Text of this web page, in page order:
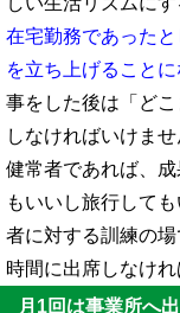
在宅勤務であった
を立ち上げることに
事をした後は「ど
しなければいけませ
健常者であれば、
もいいし旅行して
者に対する訓練の
時間に出席しなけ
月1回は事業所へ